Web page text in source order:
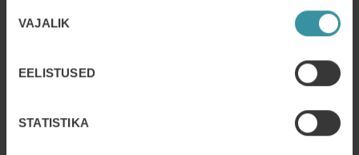
valik
VAJALIK
EELISTUSED
STATISTIKA
Müügikoolitus: Tulemuslik müügitöö 3.